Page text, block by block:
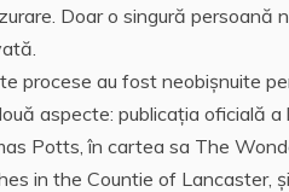
Doar o singură persoană
procese au fost neobișnuite
aspecte: publicația oficială a
Potts, în cartea sa The
in the Countie of Lancaster,